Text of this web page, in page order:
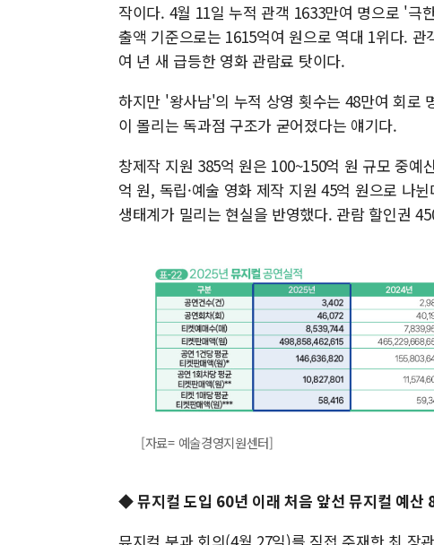
작이다. 4월 11일 누적 관객 1633만여 명으로 '극
출액 기준으로는 1615억여 원으로 역대 1위다.
여 년 새 급등한 영화 관람료 탓이다.
하지만 '왕사남'의 누적 상영 횟수는 48만여 회로
이 몰리는 독과점 구조가 굳어졌다는 얘기다.
창제작 지원 385억 원은 100~150억 원 규모 중
억 원, 독립·예술 영화 제작 지원 45억 원으로 나
생태계가 밀리는 현실을 반영했다. 관람 할인권
[자료= 예술경영지원센터]
◆ 뮤지컬 도입 60년 이래 처음 앞선 뮤지컬 예산